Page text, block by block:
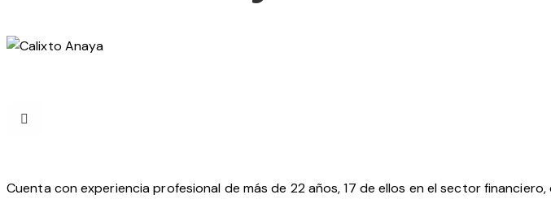
Cuenta con experiencia profesional de más de 22 años, 17 de ellos en el sector